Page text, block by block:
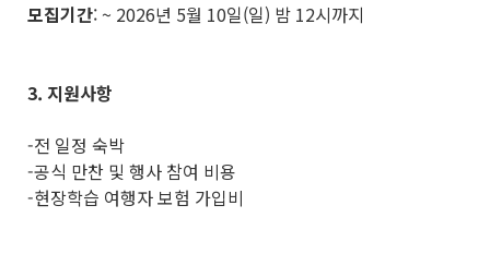
모집기간: ~ 2026년 5월 10일(일) 밤 12시까지
3. 지원사항
-전 일정 숙박
-공식 만찬 및 행사 참여 비용
-현장학습 여행자 보험 가입비